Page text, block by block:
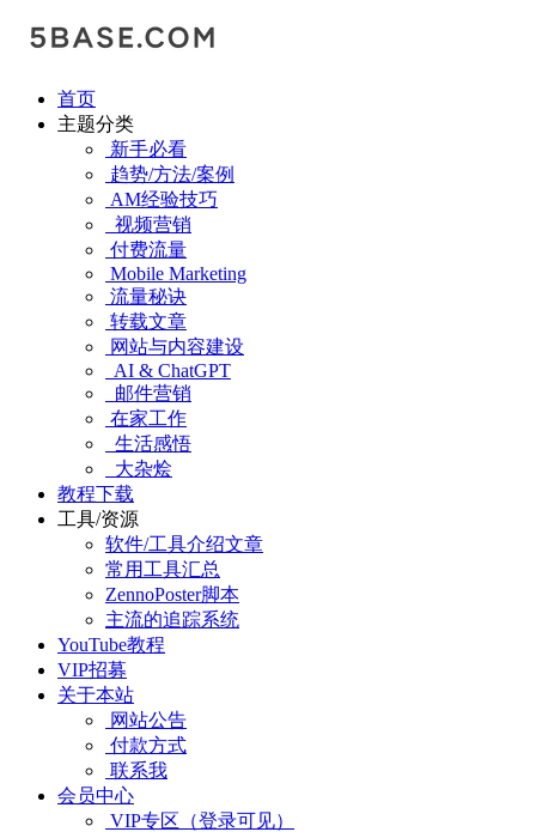
首页
主题分类
新手必看
趋势/方法/案例
AM经验技巧
视频营销
付费流量
Mobile Marketing
流量秘诀
转载文章
网站与内容建设
AI & ChatGPT
邮件营销
在家工作
生活感悟
大杂烩
教程下载
工具/资源
软件/工具介绍文章
常用工具汇总
ZennoPoster脚本
主流的追踪系统
YouTube教程
VIP招募
关于本站
网站公告
付款方式
联系我
会员中心
VIP专区（登录可见）